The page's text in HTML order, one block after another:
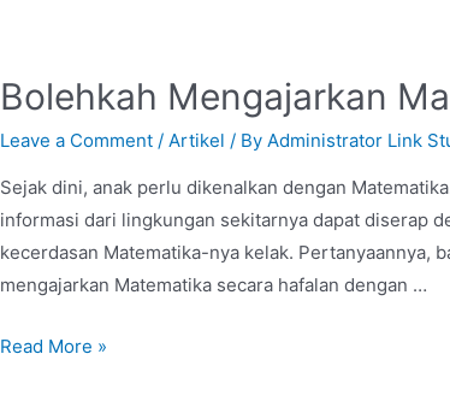
Bolehkah Mengajarkan
Leave a Comment / Artikel / By Administrator Link
Sejak dini, anak perlu dikenalkan dengan
informasi dari lingkungan sekitarnya dapat diserap
kecerdasan Matematika-nya kelak. Pertanyaannya,
mengajarkan Matematika secara hafalan dengan …
Read More »